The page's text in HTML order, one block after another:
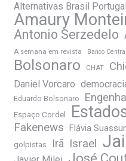
Alternativas Brasil Portugal
Amaury
Antonio Serzedelo
A semana em revista Banco Central
Bolsonaro CHAT
Daniel Vorcaro
Eduardo Bolsonaro
Espaço Cordel
Fakenews Flávia
golpistas Irã Israel